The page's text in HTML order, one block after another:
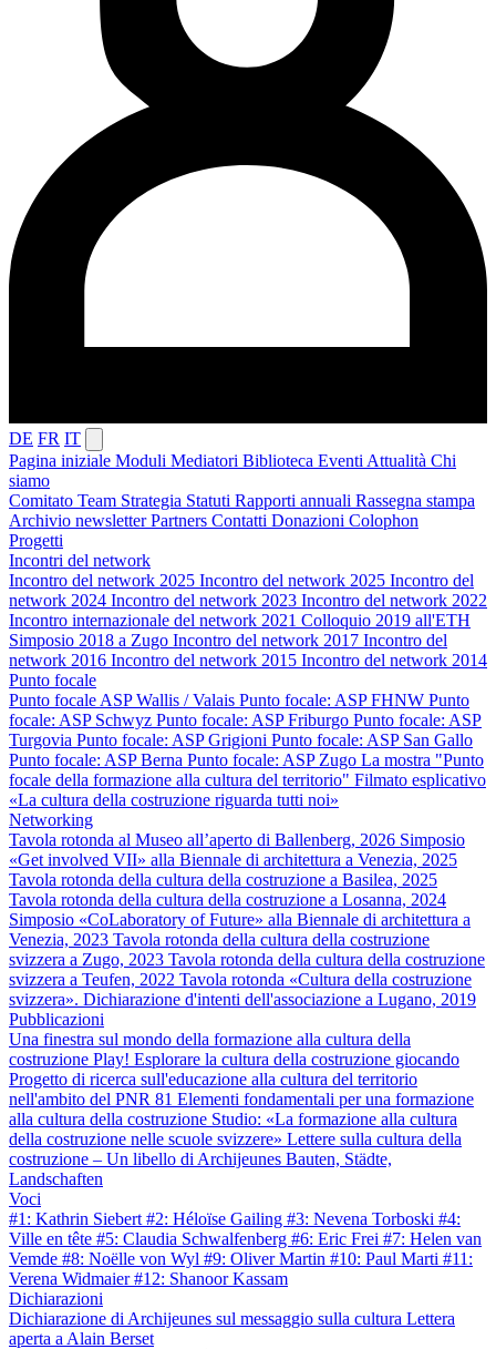
DE FR IT
Pagina iniziale Moduli Mediatori Biblioteca Eventi Attualità Chi
siamo
Comitato Team Strategia Statuti Rapporti annuali Rassegna stampa
Archivio newsletterPartners Contatti Donazioni Colophon
Progetti
Incontri del network
Incontro del network 2025 Incontro del network 2025 Incontro del
network 2024 Incontro del network 2023 Incontro del network 2022
Incontro internazionale del network 2021 Colloquio 2019 all'ETH
Simposio 2018 a Zugo Incontro del network 2017 Incontro del
network 2016 Incontro del network 2015 Incontro del network 2014
Punto focale
Punto focale ASP Wallis / Valais Punto focale: ASP FHNW Punto
focale: ASP Schwyz Punto focale: ASP Friburgo Punto focale: ASP
Turgovia Punto focale: ASP Grigioni Punto focale: ASP San Gallo
Punto focale: ASP Berna Punto focale: ASP Zugo La mostra "Punto
focale della formazione alla cultura del territorio" Filmato esplicativo
«La cultura della costruzione riguarda tutti noi»
Networking
Tavola rotonda al Museo all’aperto di Ballenberg, 2026 Simposio
«Get involved VII» alla Biennale di architettura a Venezia, 2025
Tavola rotonda della cultura della costruzione a Basilea, 2025
Tavola rotonda della cultura della costruzione a Losanna, 2024
Simposio «CoLaboratory of Future» alla Biennale di architettura a
Venezia, 2023 Tavola rotonda della cultura della costruzione
svizzera a Zugo, 2023 Tavola rotonda della cultura della costruzione
svizzera a Teufen, 2022 Tavola rotonda «Cultura della costruzione
svizzera». Dichiarazione d'intenti dell'associazione a Lugano, 2019
Pubblicazioni
Una finestra sul mondo della formazione alla cultura della
costruzione Play! Esplorare la cultura della costruzione giocando
Progetto di ricerca sull'educazione alla cultura del territorio
nell'ambito del PNR 81 Elementi fondamentali per una formazione
alla cultura della costruzione Studio: «La formazione alla cultura
della costruzione nelle scuole svizzere» Lettere sulla cultura della
costruzione – Un libello di Archijeunes Bauten, Städte,
Landschaften
Voci
#1: Kathrin Siebert #2: Héloïse Gailing #3: Nevena Torboski #4:
Ville en tête #5: Claudia Schwalfenberg #6: Eric Frei #7: Helen van
Vemde #8: Noëlle von Wyl #9: Oliver Martin #10: Paul Marti #11:
Verena Widmaier#12: Shanoor Kassam
Dichiarazioni
Dichiarazione di Archijeunes sul messaggio sulla cultura Lettera
aperta a Alain Berset